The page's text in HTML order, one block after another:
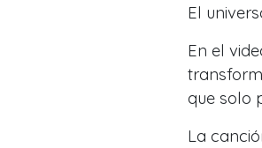
El
En el
que solo
La